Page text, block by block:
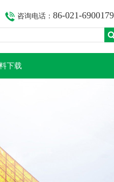
咨询电话： 86-021-
下载